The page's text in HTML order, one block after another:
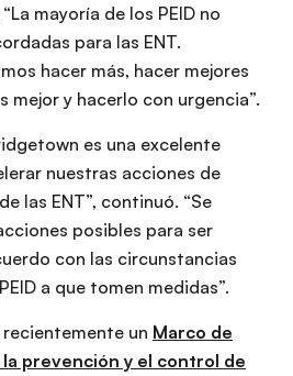
mayoría de los PEID no
para las ENT.
hacer más, hacer mejores
mejor y hacerlo con urgencia”.
es una excelente
nuestras acciones de
las ENT”, continuó. “Se
posibles para ser
con las circunstancias
a que tomen medidas”.
un Marco de
prevención y el control de